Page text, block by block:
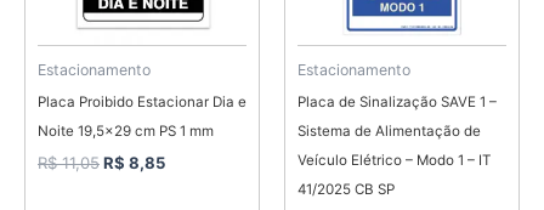
Estacionamento
Placa Proibido Estacionar Dia e
Noite 19,5×29 cm PS 1 mm
R$11,05R$ 8,85
Estacionamento
Placa de Sinalização SAVE 1 –
Sistema de Alimentação de
Veículo Elétrico – Modo 1 – IT
41/2025 CB SP